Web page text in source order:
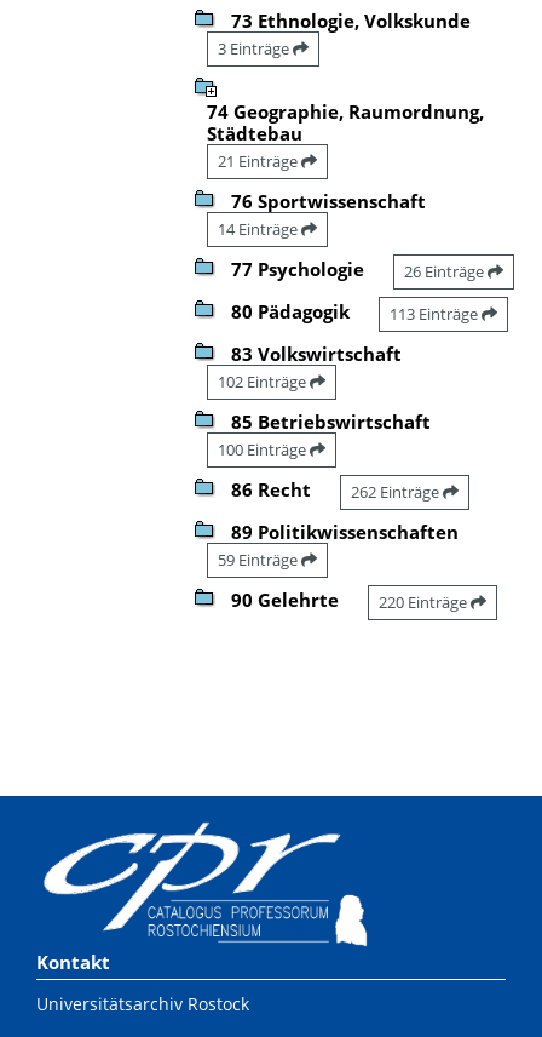
73 Ethnologie, Volkskunde
3 Einträge
74 Geographie, Raumordnung,
Städtebau
21 Einträge
76 Sportwissenschaft
14 Einträge
77 Psychologie 26 Einträge
80 Pädagogik 113 Einträge
83 Volkswirtschaft
102 Einträge
85 Betriebswirtschaft
100 Einträge
86 Recht 262 Einträge
89 Politikwissenschaften
59 Einträge
90 Gelehrte 220 Einträge
Kontakt
Universitätsarchiv Rostock